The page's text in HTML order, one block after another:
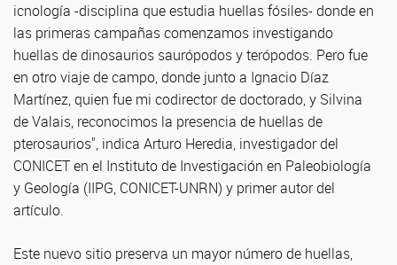
icnología -disciplina que estudia huellas fósiles- donde en
las primeras campañas comenzamos investigando
huellas de dinosaurios saurópodos y terópodos. Pero fue
en otro viaje de campo, donde junto a Ignacio Díaz
Martínez, quien fue mi codirector de doctorado, y Silvina
de Valais, reconocimos la presencia de huellas de
pterosaurios", indica Arturo Heredia, investigador del
CONICET en el Instituto de Investigación en Paleobiología
y Geología (IIPG, CONICET-UNRN) y primer autor del
artículo.
Este nuevo sitio preserva un mayor número de huellas,